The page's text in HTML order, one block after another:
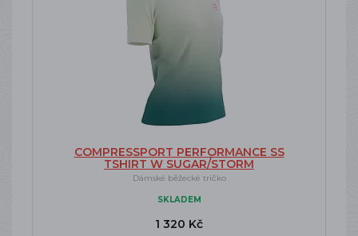
COMPRESSPORT PERFORMANCE SS
TSHIRT W SUGAR/STORM
Dámské běžecké tričko
SKLADEM
1 320 Kč